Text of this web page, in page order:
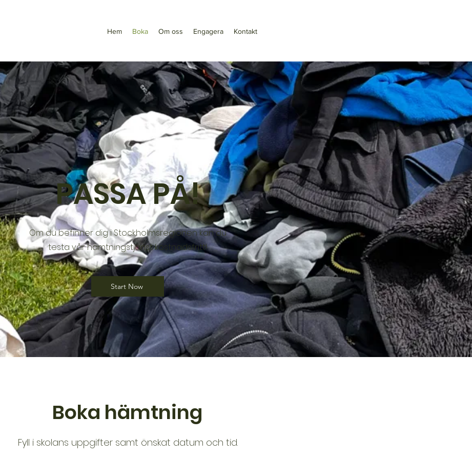
Hem Boka Om oss Engagera Kontakt
PASSA PÅ!
Om du befinner dig i Stockholmsregionen kan du
testa vår hämtningstjänst kostnadsfritt!
Start Now
Boka hämtning
Fyll i skolans uppgifter samt önskat datum och tid.